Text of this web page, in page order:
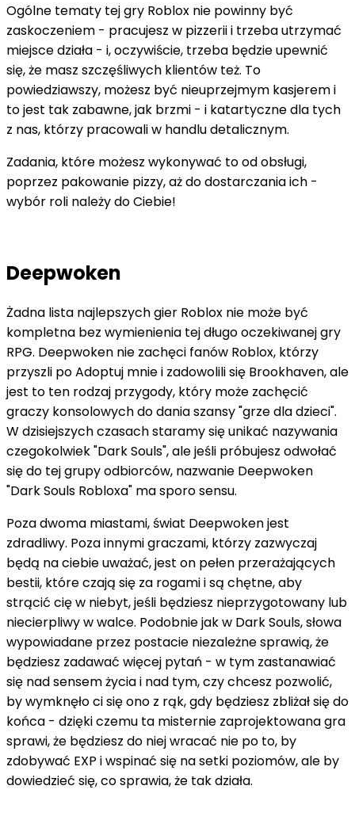
Ogólne tematy tej gry Roblox nie powinny być
zaskoczeniem - pracujesz w pizzerii i trzeba utrzymać
miejsce działa - i, oczywiście, trzeba będzie upewnić
się, że masz szczęśliwych klientów też. To
powiedziawszy, możesz być nieuprzejmym kasjerem i
to jest tak zabawne, jak brzmi - i katartyczne dla tych
z nas, którzy pracowali w handlu detalicznym.
Zadania, które możesz wykonywać to od obsługi,
poprzez pakowanie pizzy, aż do dostarczania ich -
wybór roli należy do Ciebie!
Deepwoken
Żadna lista najlepszych gier Roblox nie może być
kompletna bez wymienienia tej długo oczekiwanej gry
RPG. Deepwoken nie zachęci fanów Roblox, którzy
przyszli po Adoptuj mnie i zadowolili się Brookhaven, ale
jest to ten rodzaj przygody, który może zachęcić
graczy konsolowych do dania szansy "grze dla dzieci".
W dzisiejszych czasach staramy się unikać nazywania
czegokolwiek "Dark Souls", ale jeśli próbujesz odwołać
się do tej grupy odbiorców, nazwanie Deepwoken
"Dark Souls Robloxa" ma sporo sensu.
Poza dwoma miastami, świat Deepwoken jest
zdradliwy. Poza innymi graczami, którzy zazwyczaj
będą na ciebie uważać, jest on pełen przerażających
bestii, które czają się za rogami i są chętne, aby
strącić cię w niebyt, jeśli będziesz nieprzygotowany lub
niecierpliwy w walce. Podobnie jak w Dark Souls, słowa
wypowiadane przez postacie niezależne sprawią, że
będziesz zadawać więcej pytań - w tym zastanawiać
się nad sensem życia i nad tym, czy chcesz pozwolić,
by wymknęło ci się ono z rąk, gdy będziesz zbliżał się do
końca - dzięki czemu ta misternie zaprojektowana gra
sprawi, że będziesz do niej wracać nie po to, by
zdobywać EXP i wspinać się na setki poziomów, ale by
dowiedzieć się, co sprawia, że tak działa.